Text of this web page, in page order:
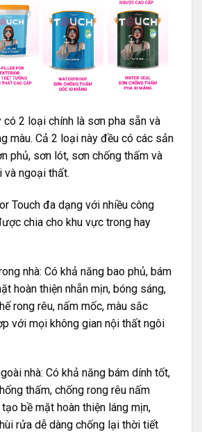
có 2 loại chính là sơn pha sẵn và
màu. Cả 2 loại này đều có các sản
phủ, sơn lót, sơn chống thấm và
và ngoại thất.
Touch đa dạng với nhiều công
chia cho khu vực trong hay
nhà: Có khả năng bao phủ, bám
hoàn thiện nhẵn mịn, bóng sáng,
rong rêu, nấm mốc, màu sắc
với mọi không gian nội thất ngôi
nhà: Có khả năng bám dính tốt,
thấm, chống rong rêu nấm
bề mặt hoàn thiện láng mịn,
rửa dễ dàng chống lại thời tiết